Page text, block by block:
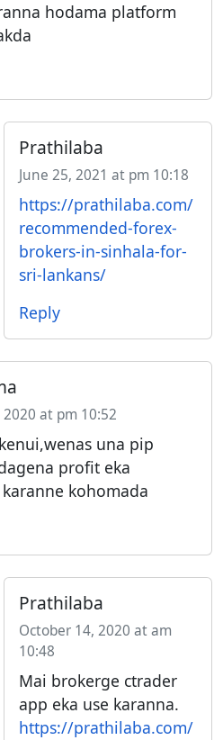
hodama platform
Prathilaba
June 25, 2021 at pm 10:18
https://prathilaba.com/
recommended-forex-
brokers-in-sinhala-for-
sri-lankans/
Reply
at pm 10:52
una pip
profit eka
kohomada
Prathilaba
October 14, 2020 at am
10:48
Mai brokerge ctrader
app eka use karanna.
https://prathilaba.com/